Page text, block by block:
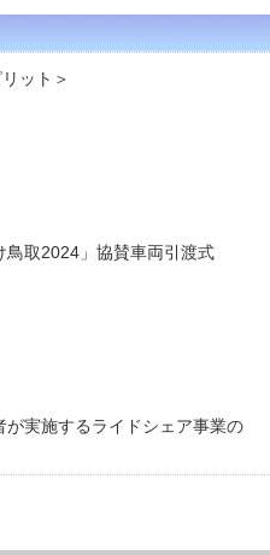
ット ＞
取2024」協賛車両引渡式
が実施するライドシェア事業の